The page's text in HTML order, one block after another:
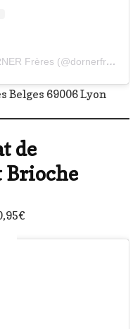
Une publication partagée par DORNER Frères (@dornerfreres)
Belges 69006 Lyon
de
Brioche